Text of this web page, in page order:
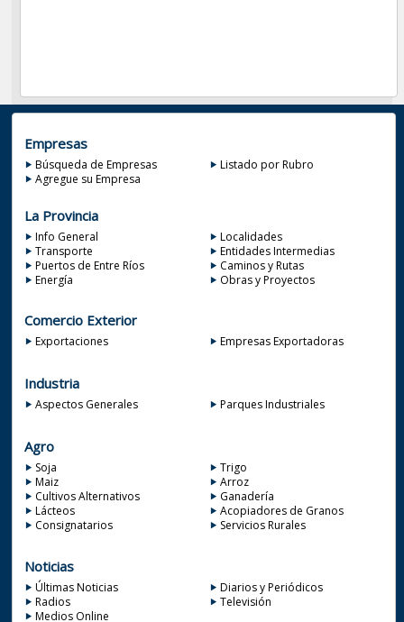
Empresas
Búsqueda de Empresas
Listado por Rubro
Agregue su Empresa
La Provincia
Info General
Localidades
Transporte
Entidades Intermedias
Puertos de Entre Ríos
Caminos y Rutas
Energía
Obras y Proyectos
Comercio Exterior
Exportaciones Empresas Exportadoras
Industria
Aspectos Generales Parques Industriales
Agro
Soja
Trigo
Maiz
Arroz
Cultivos Alternativos
Ganadería
Lácteos
Acopiadores de Granos
Consignatarios
Servicios Rurales
Noticias
Últimas Noticias
Diarios y Periódicos
Radios
Televisión
Medios Online